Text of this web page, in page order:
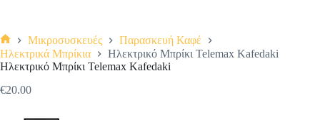
Αρχική
σελίδα
Μικροσυσκευές
Παρασκευή Καφέ
Ηλεκτρικά Μπρίκια
Ηλεκτρικό Μπρίκι Telemax Kafedaki
Ηλεκτρικό Μπρίκι Telemax Kafedaki
€20.00